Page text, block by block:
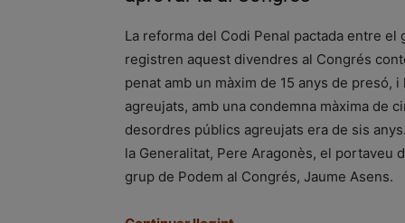
La reforma del Codi Penal pactada entre el
registren aquest divendres al Congrés
penat amb un màxim de 15 anys de
agreujats, amb una condemna màxima de
desordres públics agreujats era de sis
la Generalitat, Pere Aragonès, el portaveu
grup de Podem al Congrés, Jaume Asens.